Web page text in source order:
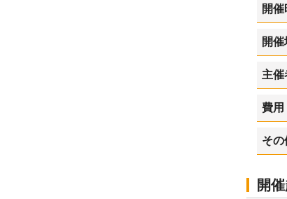
開催
開
主催
費用
その
開